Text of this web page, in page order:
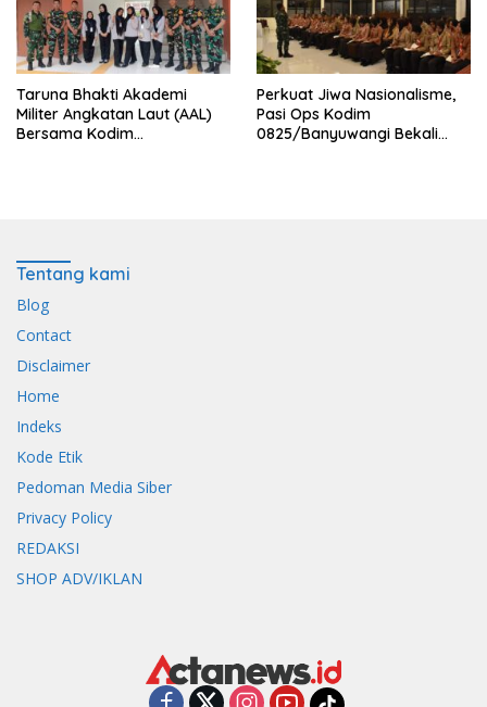
Taruna Bhakti Akademi
Militer Angkatan Laut (AAL)
Bersama Kodim
Perkuat Jiwa Nasionalisme,
Pasi Ops Kodim
0825/Banyuwangi Bekali
Tentang kami
Blog
Contact
Disclaimer
Home
Indeks
Kode Etik
Pedoman Media Siber
Privacy Policy
REDAKSI
SHOP ADV/IKLAN